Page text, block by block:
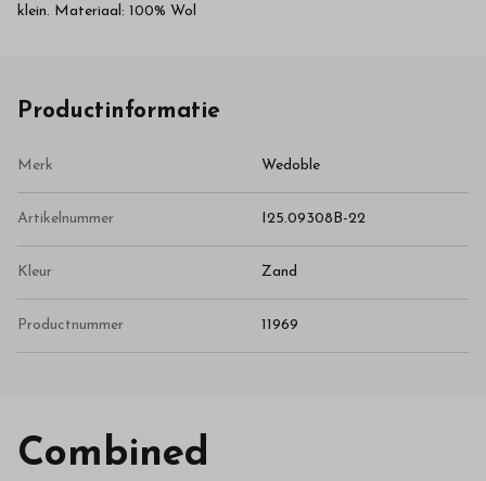
klein. Materiaal: 100% Wol
Productinformatie
Merk Wedoble
Artikelnummer I25.09308B-22
Kleur Zand
Productnummer 11969
Combined